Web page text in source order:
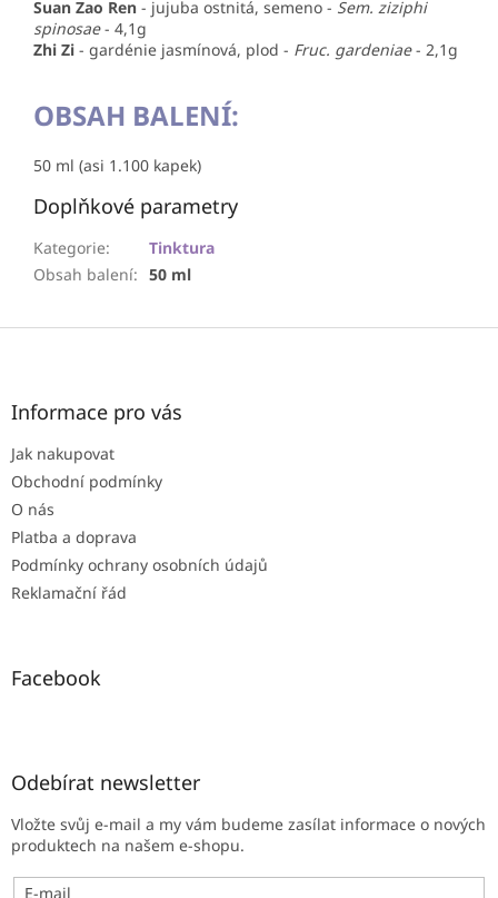
Suan Zao Ren - jujuba ostnitá, semeno - Sem. ziziphi
spinosae - 4,1g
Zhi Zi - gardénie jasmínová, plod - Fruc. gardeniae - 2,1g
OBSAH BALENÍ:
50 ml (asi 1.100 kapek)
Doplňkové parametry
Kategorie:
Tinktura
Obsah balení: 50 ml
Z
Informace pro vás
Jak nakupovat
Obchodní podmínky
O nás
Platba a doprava
Podmínky ochrany osobních údajů
Reklamační řád
Facebook
Odebírat newsletter
Vložte svůj e-mail a my vám budeme zasílat informace o nových
produktech na našem e-shopu.
E-mail